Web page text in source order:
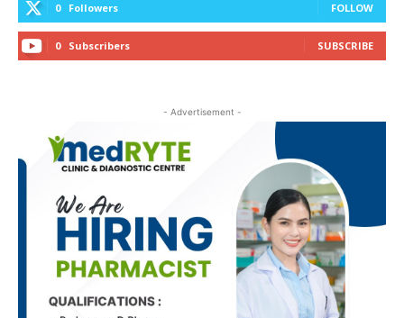
0 Followers FOLLOW
0 Subscribers SUBSCRIBE
- Advertisement -